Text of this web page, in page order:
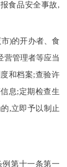
食品安全事故,
)的开办者、食
营管理者等应当
和档案;查验许
息;定期检查生
,立即予以制止
第十一条第一